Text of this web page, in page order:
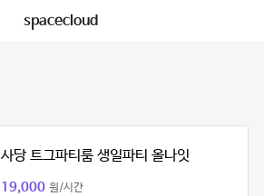
spacecloud
사당 트그파티룸 생일파티 올나잇
19,000 원/시간